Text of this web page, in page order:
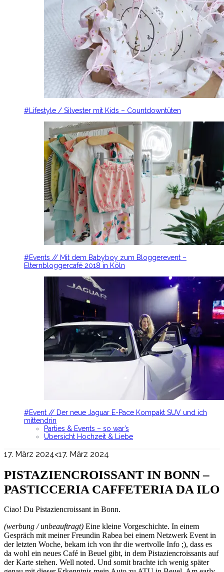
#Lifestyle / Silvester mit Kids – Countdowntüten
#Events // Mit dem Babyboy zum Bloggerevent –
Elternbloggercafé 2018 in Köln
#Event // Der neue Jaguar E-Pace Kompakt SUV und ich
mittendrin
Parties & Events – so war’s
Übersicht Hochzeit & Liebe
17. März 2024<17. März 2024
PISTAZIENCROISSANT IN BONN –
PASTICCERIA CAFFETERIA DA ILO
Ciao! Du Pistaziencroissant in Bonn.
(werbung / unbeauftragt) Eine kleine Vorgeschichte. In einem
Gespräch mit meiner Freundin Rabea bei einem Netzwerk Event in
der letzten Woche, bekam ich von ihr die wertvolle Info ;), dass es
da wohl ein neues Café in Beuel gibt, in dem Pistaziencroissants auf
der Karte stehen. Well noted. Und somit brachte ich wenig später